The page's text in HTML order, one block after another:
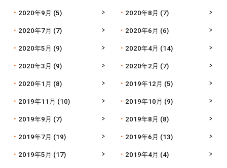
2020年9月 (5) 2020年8月 (7)
2020年7月 (7) 2020年6月 (6)
2020年5月 (9) 2020年4月 (14)
2020年3月 (9) 2020年2月 (7)
2020年1月 (8) 2019年12月 (5)
2019年11月 (10) 2019年10月 (9)
2019年9月 (7) 2019年8月 (8)
2019年7月 (19) 2019年6月 (13)
2019年5月 (17) 2019年4月 (4)